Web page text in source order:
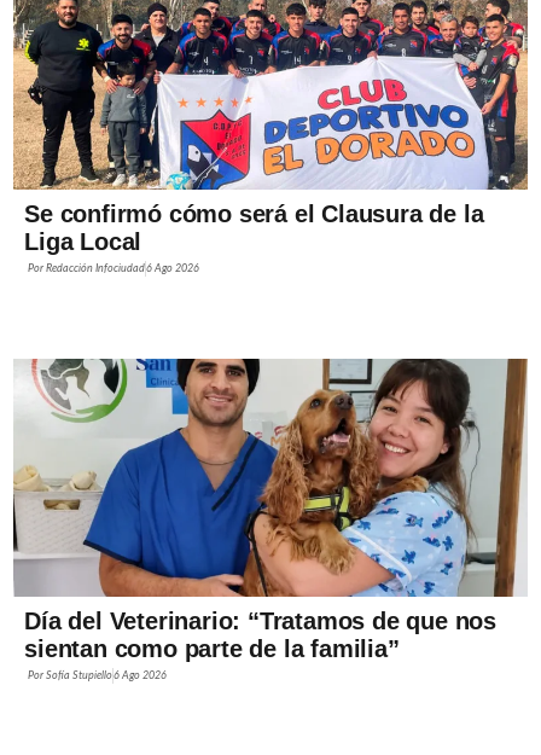
Se confirmó cómo será el Clausura de la
Liga Local
PorRedacción Infociudad6 Ago 2026
Día del Veterinario: “Tratamos de que nos
sientan como parte de la familia”
PorSofía Stupiello6 Ago 2026